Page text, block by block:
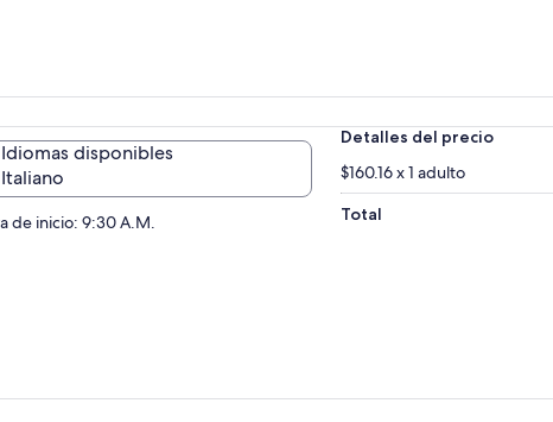
Idiomas disponibles
Italiano
de inicio: 9:30 A.M.
Detalles del precio
$160.16 x 1 adulto
Total